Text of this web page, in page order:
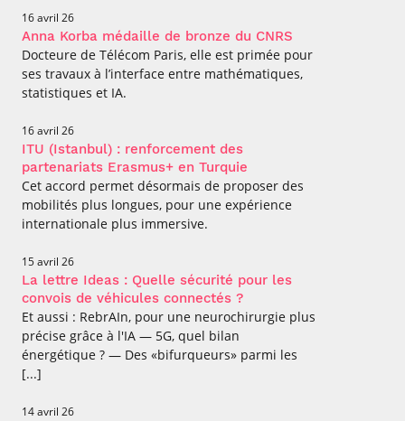
16 avril 26
Anna Korba médaille de bronze du CNRS
Docteure de Télécom Paris, elle est primée pour
ses travaux à l’interface entre mathématiques,
statistiques et IA.
16 avril 26
ITU (Istanbul) : renforcement des
partenariats Erasmus+ en Turquie
Cet accord permet désormais de proposer des
mobilités plus longues, pour une expérience
internationale plus immersive.
15 avril 26
La lettre Ideas : Quelle sécurité pour les
convois de véhicules connectés ?
Et aussi : RebrAIn, pour une neurochirurgie plus
précise grâce à l'IA — 5G, quel bilan
énergétique ? — Des «bifurqueurs» parmi les
[...]
14 avril 26